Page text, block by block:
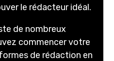
le rédacteur idéal.
de nombreux
commencer votre
de rédaction en